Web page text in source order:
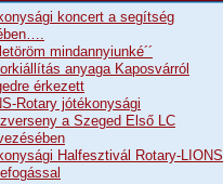
koncert a segítség
mindannyiunké´´
anyaga Kaposvárról
érkezett
Rotary jótékonysági
a Szeged Első LC
Halfesztivál Rotary-LIONS